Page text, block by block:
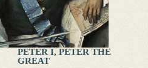
PETER I, PETER THE
GREAT